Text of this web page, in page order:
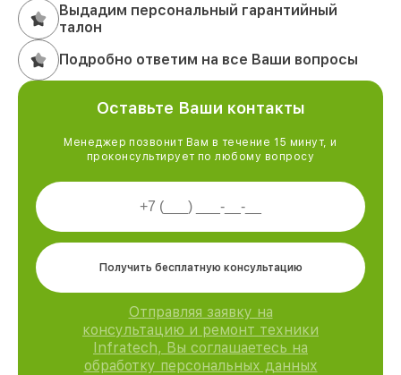
Выдадим персональный гарантийный
талон
Подробно ответим на все Ваши вопросы
Оставьте Ваши контакты
Менеджер позвонит Вам в течение 15 минут, и
проконсультирует по любому вопросу
Получить бесплатную консультацию
Отправляя заявку на
консультацию и ремонт техники
Infratech, Вы соглашаетесь на
обработку персональных данных